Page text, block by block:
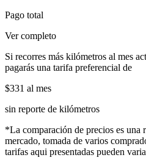
Pago total
Ver completo
Si recorres más kilómetros al mes
pagarás una tarifa preferencial de
$331 al mes
sin reporte de kilómetros
*La comparación de precios es una
mercado, tomada de varios
tarifas aqui presentadas pueden